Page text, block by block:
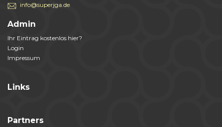
info@superjga.de
Admin
Ihr Eintrag kostenlos hier?
Login
Impressum
Links
Partners